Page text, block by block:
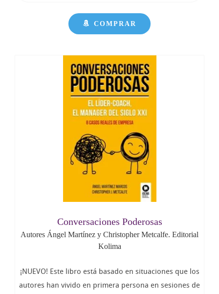
COMPRAR
Conversaciones Poderosas
Autores Ángel Martínez y Christopher Metcalfe. Editorial
Kolima
¡NUEVO! Este libro está basado en situaciones que los
autores han vivido en primera persona en sesiones de